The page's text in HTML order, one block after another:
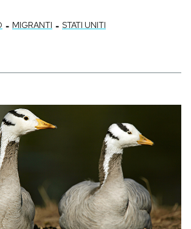
- MIGRANTI - STATI UNITI